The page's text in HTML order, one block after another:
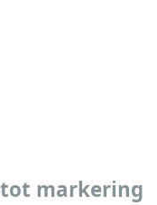
markering